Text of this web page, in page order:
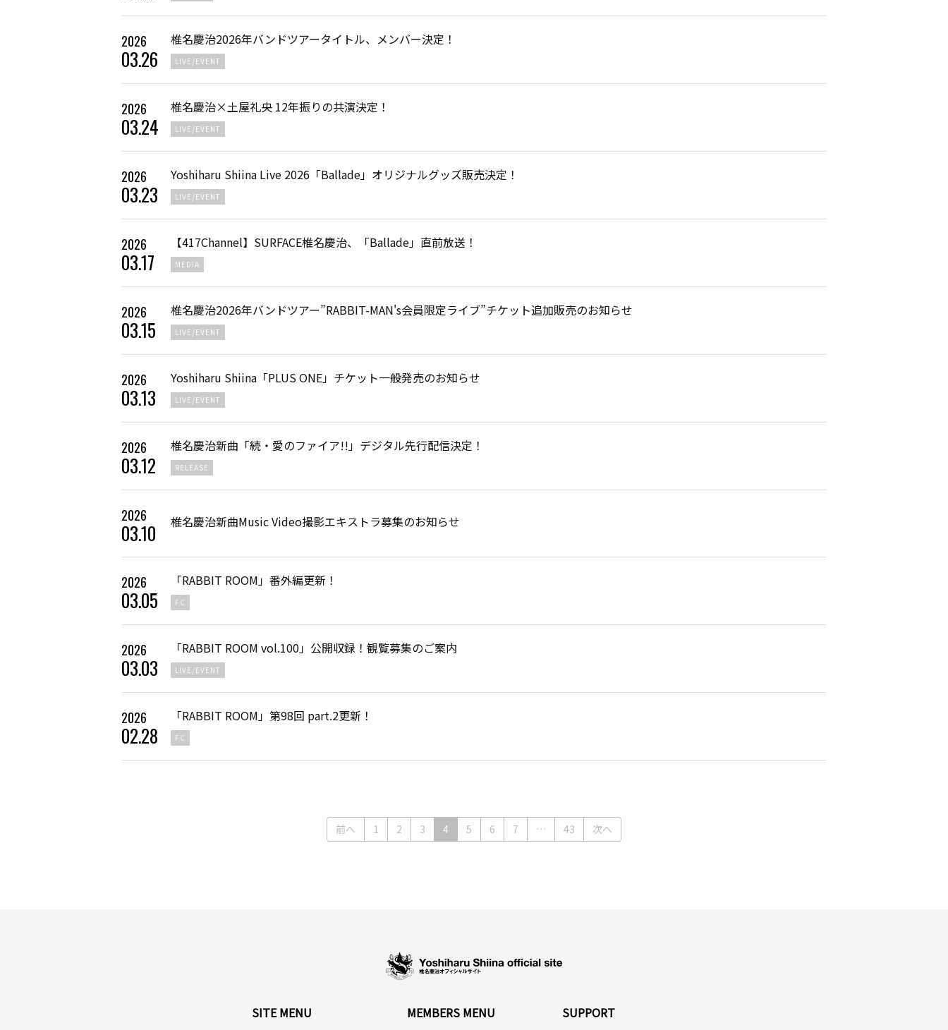
2026
03.26
椎名慶治2026年バンドツアータイトル、メンバー決定！
LIVE/EVENT
2026
03.24
椎名慶治×土屋礼央 12年振りの共演決定！
LIVE/EVENT
2026
03.23
Yoshiharu Shiina Live 2026「Ballade」オリジナルグッズ販売決定！
LIVE/EVENT
2026
03.17
【417Channel】SURFACE椎名慶治‬、「Ballade」直前放送！
MEDIA
2026
03.15
椎名慶治2026年バンドツアー”RABBIT-MAN's会員限定ライブ”チケット追加販売のお知らせ
LIVE/EVENT
2026
03.13
Yoshiharu Shiina「PLUS ONE」チケット一般発売のお知らせ
LIVE/EVENT
2026
03.12
椎名慶治新曲「続・愛のファイア!!」デジタル先行配信決定！
RELEASE
2026
03.10 椎名慶治新曲Music Video撮影エキストラ募集のお知らせ
2026
03.05
「RABBIT ROOM」番外編更新！
FC
2026
03.03
「RABBIT ROOM vol.100」公開収録！観覧募集のご案内
LIVE/EVENT
2026
02.28
「RABBIT ROOM」第98回 part.2更新！
FC
前へ 1 2 3 4(current)
5 6 7 … 43 次へ
SITE MENU MEMBERS MENU SUPPORT